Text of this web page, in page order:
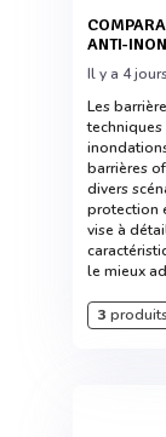
COMPARAISON DES BARRIÈRES DE RÉTENTION ET
ANTI-
Il y a 4
Les
barrières
divers
protection
vise à
le mieux
3